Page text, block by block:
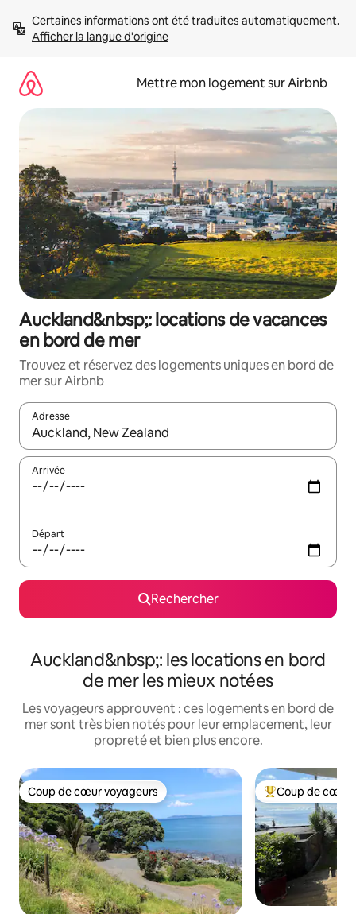
directement
Afficher la langue d'origine
Mettre mon logement sur Airbnb
Auckland&nbsp;: locations de vacances
en bord de mer
Trouvez et réservez des logements uniques en bord de
mer sur Airbnb
Adresse
Lorsque les résultats s'affichent, utilisez les flèches vers le
Arrivée
Départ
Rechercher
Auckland&nbsp;: les locations en bord
de mer les mieux notées
Les voyageurs approuvent : ces logements en bord de
mer sont très bien notés pour leur emplacement, leur
propreté et bien plus encore.
Coup de cœur voyageurs
Coup de cœur voyageurs Coups de cœur
Coup de cœur